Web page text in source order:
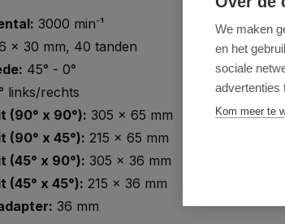
3000 min⁻¹
x 30 mm, 40 tanden
45° - 0°
links/rechts
(90° x 90°): 305 x 65 mm
(90° x 45°): 215 x 65 mm
(45° x 90°): 305 x 36 mm
(45° x 45°): 215 x 36 mm
36 mm
We maken
en het
sociale
advertenties
Kom meer te